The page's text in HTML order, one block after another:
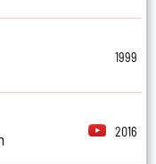
1999
2016